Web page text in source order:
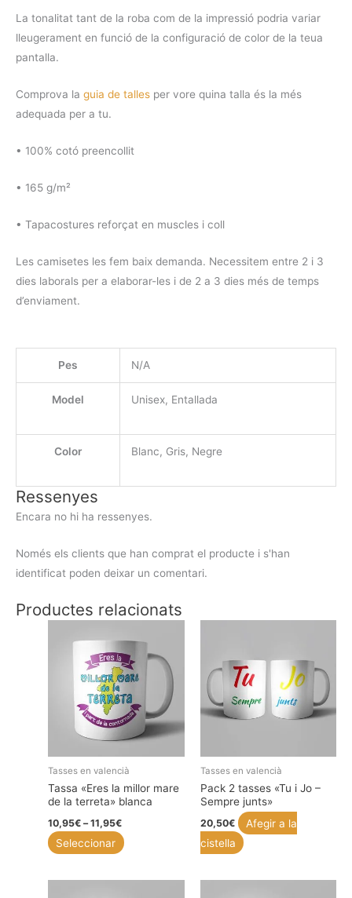
La tonalitat tant de la roba com de la impressió podria variar
lleugerament en funció de la configuració de color de la teua
pantalla.
Comprova la guia de talles per vore quina talla és la més
adequada per a tu.
• 100% cotó preencollit
• 165 g/m²
• Tapacostures reforçat en muscles i coll
Les camisetes les fem baix demanda. Necessitem entre 2 i 3
dies laborals per a elaborar-les i de 2 a 3 dies més de temps
d’enviament.
Pes N/A
Model Unisex, Entallada
Color Blanc, Gris, Negre
Ressenyes
Encara no hi ha ressenyes.
Només els clients que han comprat el producte i s'han
identificat poden deixar un comentari.
Productes relacionats
Tasses en valencià
Tassa «Eres la millor mare
de la terreta» blanca
10,95€ – 11,95€Interval
preus:
11,95€
Seleccionar Aquest
té
Tasses en valencià
Pack 2 tasses «Tu i Jo –
Sempre junts»
20,50€
Afegir a la
cistella